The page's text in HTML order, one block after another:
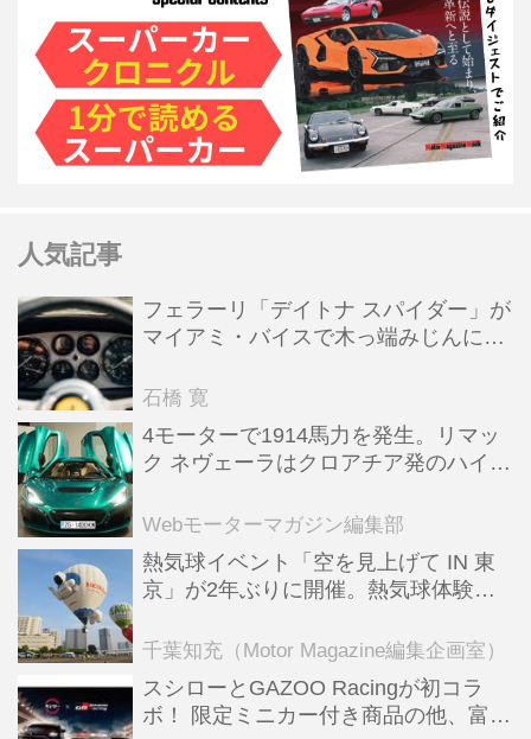
人気記事
フェラーリ「デイトナ スパイダー」が
マイアミ・バイスで木っ端みじんにな
石橋 寛
4モーターで1914馬力を発生。リマッ
ク ネヴェーラはクロアチア発のハイパ
全版／115】
Webモーターマガジン編集部
熱気球イベント「空を見上げて IN 東
京」が2年ぶりに開催。熱気球体験搭
ンテンツも
千葉知充（Motor Magazine編集企画室）
スシローとGAZOO Racingが初コラ
ボ！ 限定ミニカー付き商品の他、富士